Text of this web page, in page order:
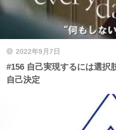
2022年9月7日
#156 自己実現するには選択
自己決定